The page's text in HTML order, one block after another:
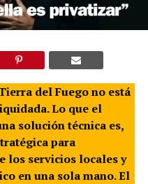
del Fuego no está
Lo que el
solución técnica es,
para
los servicios locales y
en una sola mano. El